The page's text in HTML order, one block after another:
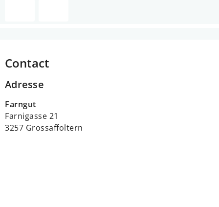
Contact
Adresse
Farngut
Farnigasse 21
3257 Grossaffoltern